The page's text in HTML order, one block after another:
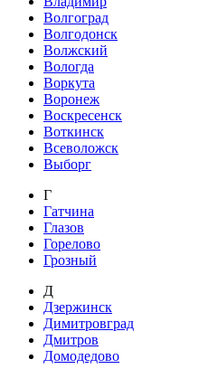
Волгоград
Волгодонск
Волжский
Вологда
Воркута
Воронеж
Воскресенск
Воткинск
Всеволожск
Выборг
Г
Гатчина
Глазов
Горелово
Грозный
Д
Дзержинск
Димитровград
Дмитров
Домодедово